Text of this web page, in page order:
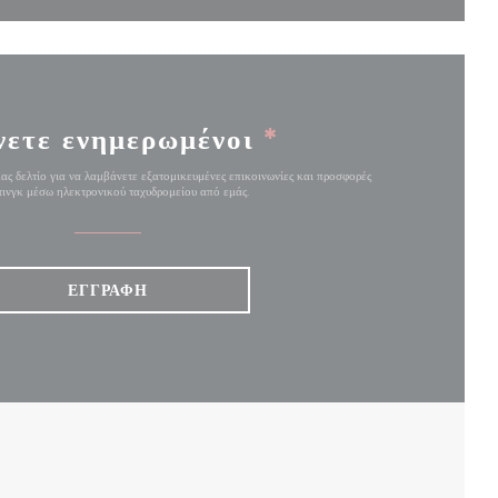
ενημερωμένοι *
δελτίο για να λαμβάνετε εξατομικευμένες επικοινωνίες και προσφορές
μέσω ηλεκτρονικού ταχυδρομείου από εμάς.
ΕΓΓΡΑΦΉ
ΝΈΟ ΠΑΡΆΘΥΡΟ))